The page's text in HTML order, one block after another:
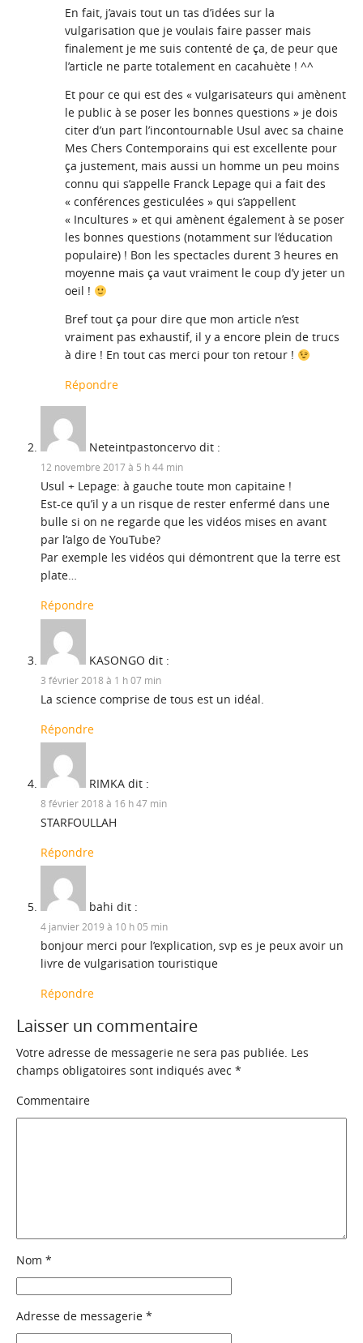
En fait, j’avais tout un tas d’idées sur la
vulgarisation que je voulais faire passer mais
finalement je me suis contenté de ça, de peur que
l’article ne parte totalement en cacahuète ! ^^
Et pour ce qui est des « vulgarisateurs qui amènent
le public à se poser les bonnes questions » je dois
citer d’un part l’incontournable Usul avec sa chaine
Mes Chers Contemporains qui est excellente pour
ça justement, mais aussi un homme un peu moins
connu qui s’appelle Franck Lepage qui a fait des
« conférences gesticulées » qui s’appellent
« Incultures » et qui amènent également à se poser
les bonnes questions (notamment sur l’éducation
populaire) ! Bon les spectacles durent 3 heures en
moyenne mais ça vaut vraiment le coup d’y jeter un
oeil !
Bref tout ça pour dire que mon article n’est
vraiment pas exhaustif, il y a encore plein de trucs
à dire ! En tout cas merci pour ton retour !
Répondre
Neteintpastoncervo dit :
12 novembre 2017 à 5 h 44 min
Usul + Lepage: à gauche toute mon capitaine !
Est-ce qu’il y a un risque de rester enfermé dans une
bulle si on ne regarde que les vidéos mises en avant
par l’algo de YouTube?
Par exemple les vidéos qui démontrent que la terre est
plate…
Répondre
KASONGO dit :
3 février 2018 à 1 h 07 min
La science comprise de tous est un idéal.
Répondre
RIMKA dit :
8 février 2018 à 16 h 47 min
STARFOULLAH
Répondre
bahi dit :
4 janvier 2019 à 10 h 05 min
bonjour merci pour l’explication, svp es je peux avoir un
livre de vulgarisation touristique
Répondre
Laisser un commentaire
Votre adresse de messagerie ne sera pas publiée. Les
champs obligatoires sont indiqués avec *
Commentaire
Nom *
Adresse de messagerie *